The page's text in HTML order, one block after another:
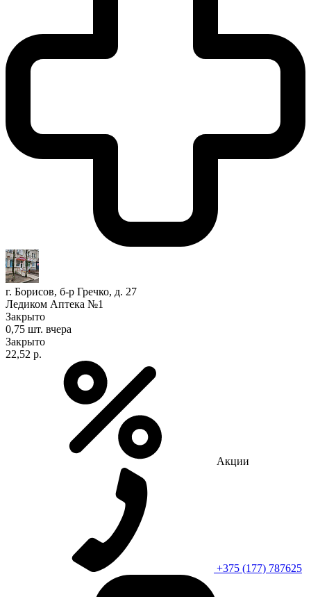
г. Борисов, б-р Гречко, д. 27
Ледиком Аптека №1
Закрыто
0,75 шт. вчера
Закрыто
22,52 р.
Акции
+375 (177) 787625